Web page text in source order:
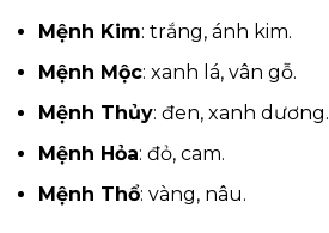
Mệnh Kim: trắng, ánh kim.
Mệnh Mộc: xanh lá, vân gỗ.
Mệnh Thủy: đen, xanh dương.
Mệnh Hỏa: đỏ, cam.
Mệnh Thổ: vàng, nâu.